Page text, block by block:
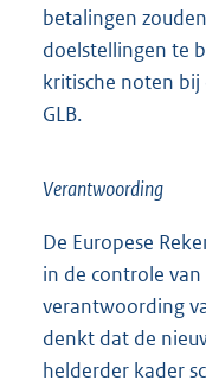
betalingen
doelstellingen te
kritische noten
GLB.
Verantwoording
De Europese
in de controle
verantwoording
denkt dat de
helderder kader